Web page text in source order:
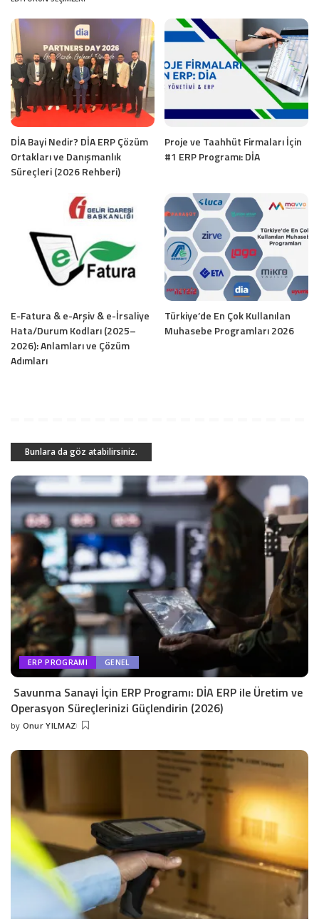
DİA Bayi Nedir? DİA ERP Çözüm
Ortakları ve Danışmanlık
Süreçleri (2026 Rehberi)
Proje ve Taahhüt Firmaları İçin
#1 ERP Programı: DİA
E-Fatura & e-Arşiv & e-İrsaliye
Hata/Durum Kodları (2025–
2026): Anlamları ve Çözüm
Adımları
Türkiye’de En Çok Kullanılan
Muhasebe Programları 2026
Bunlara da göz atabilirsiniz.
ERP PROGRAMI GENEL
Savunma Sanayi İçin ERP Programı: DİA ERP ile Üretim ve
Operasyon Süreçlerinizi Güçlendirin (2026)
by Onur YILMAZ